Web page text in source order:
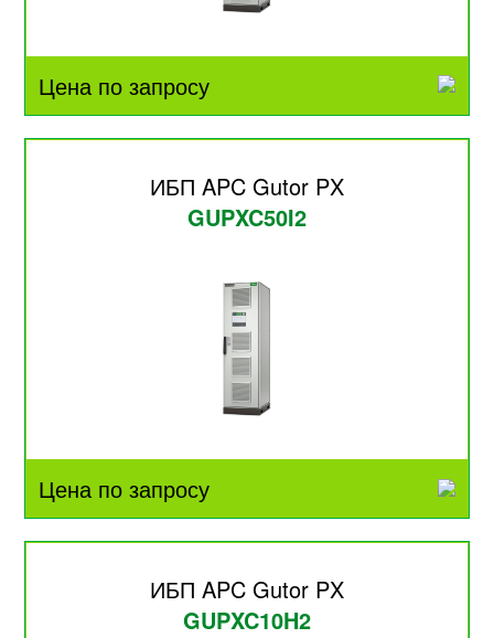
Цена по запросу
ИБП APC Gutor PX
GUPXC50I2
Цена по запросу
ИБП APC Gutor PX
GUPXC10H2